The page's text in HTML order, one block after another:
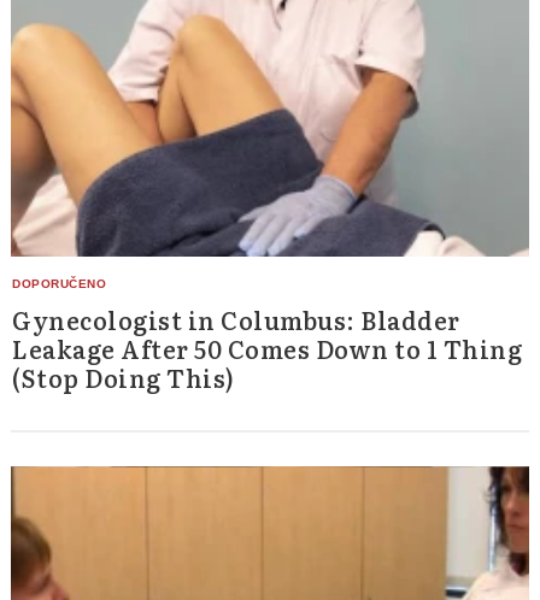
Gynecologist in Columbus: Bladder
Leakage After 50 Comes Down to 1 Thing
(Stop Doing This)